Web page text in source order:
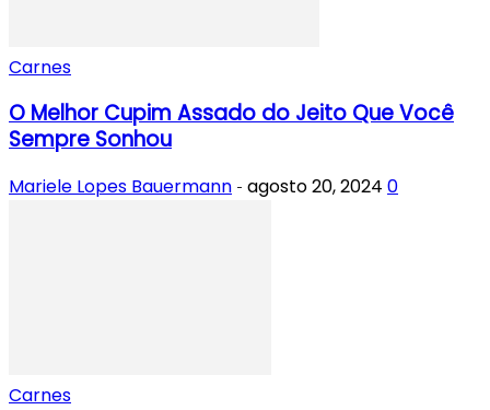
Carnes
O Melhor Cupim Assado do Jeito Que Você
Sempre Sonhou
Mariele Lopes Bauermann - agosto 20, 2024 0
Carnes